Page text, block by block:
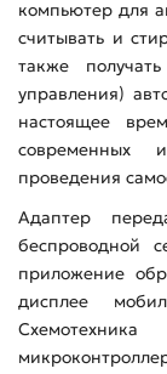
компьютер для
считывать и
также
управления)
настоящее
современных
проведения
Адаптер
беспроводной
приложение
дисплее